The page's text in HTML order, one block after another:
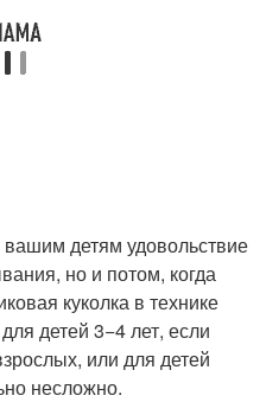
вашим детям удовольствие
но и потом, когда
куколка в технике
детей 3−4 лет, если
или для детей
несложно.